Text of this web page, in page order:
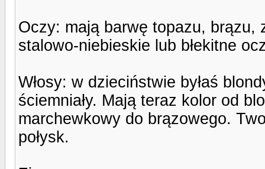
Oczy: mają barwę topazu, brązu,
stalowo-niebieskie lub błekitne
Włosy: w dzieciństwie byłaś
ściemniały. Mają teraz kolor od
marchewkowy do brązowego.
połysk.